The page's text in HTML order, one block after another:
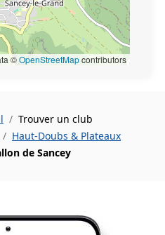
©OpenStreetMapcontributors
Trouver un club
Haut-Doubs & Plateaux
de Sancey